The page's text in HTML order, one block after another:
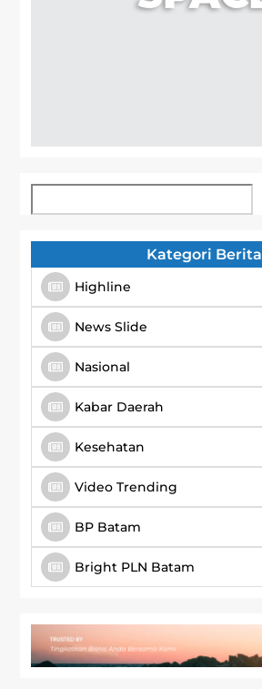
Cari
Kategori Berita
Highline
News Slide
Nasional
Kabar Daerah
Kesehatan
Video Trending
BP Batam
Bright PLN Batam